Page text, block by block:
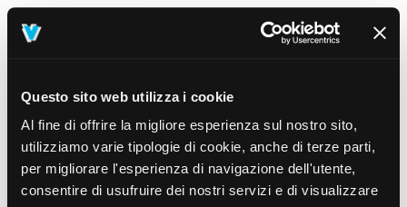
Questo sito web utilizza i cookie
Al fine di offrire la migliore esperienza sul nostro sito,
utilizziamo varie tipologie di cookie, anche di terze parti,
per migliorare l'esperienza di navigazione dell'utente,
consentire di usufruire dei nostri servizi e di visualizzare